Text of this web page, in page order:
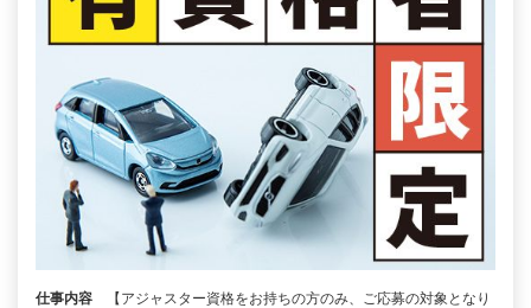
仕事内容
【アジャスター資格をお持ちの方のみ、ご応募の対象となり